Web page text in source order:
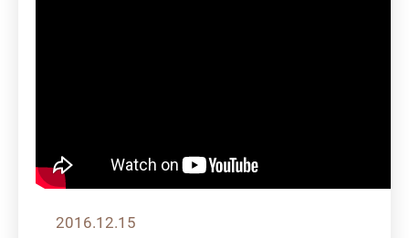
2016.12.15